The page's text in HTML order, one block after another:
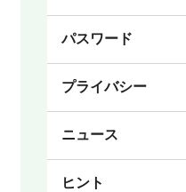
パスワード
プライバシー
ニュース
ヒント